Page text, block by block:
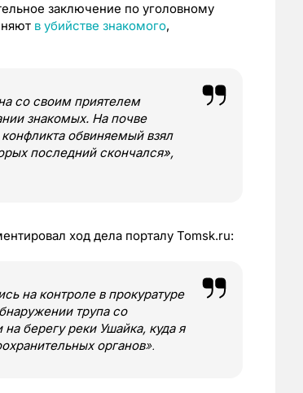
заключение по уголовному
в убийстве знакомого,
со своим приятелем
знакомых. На почве
обвиняемый взял
последний скончался»,
ход дела порталу Tomsk.ru:
на контроле в прокуратуре
трупа со
берегу реки Ушайка, куда я
органов».